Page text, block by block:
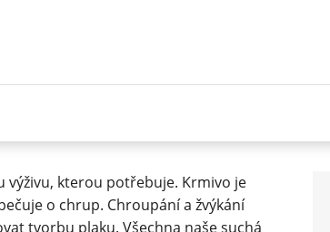
výživu, kterou potřebuje. Krmivo je
o chrup. Chroupání a žvýkání
tvorbu plaku. Všechna naše suchá